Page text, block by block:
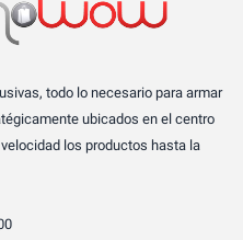
todo lo necesario para armar
ubicados en el centro
los productos hasta la